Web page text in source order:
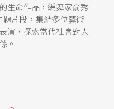
生命作品，編舞家俞秀
片段，集結多位藝術
演，探索當代社會對人
。